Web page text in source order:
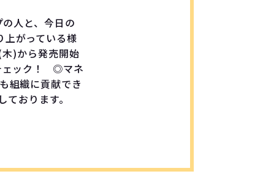
人と、今日の
上がっている様
)から発売開始
ェック！ ◎マネ
組織に貢献でき
おります。